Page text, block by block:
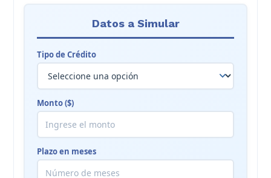
Datos a Simular
Tipo de Crédito
Monto ($)
Plazo en meses